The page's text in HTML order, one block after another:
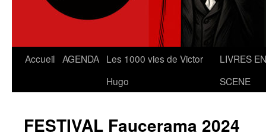
Accueil AGENDA Les 1000 vies de Victor
Hugo
LIVRES EN
SCENE
FESTIVAL Faucerama 2024